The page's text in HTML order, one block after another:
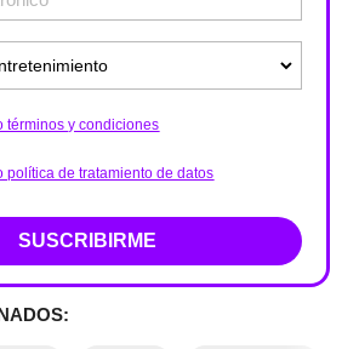
términos y condiciones
política de tratamiento de datos
SUSCRIBIRME